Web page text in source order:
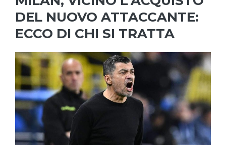
DEL NUOVO ATTACCANTE:
ECCO DI CHI SI TRATTA